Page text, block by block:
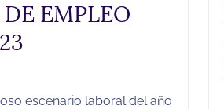
DE EMPLEO
escenario laboral del año